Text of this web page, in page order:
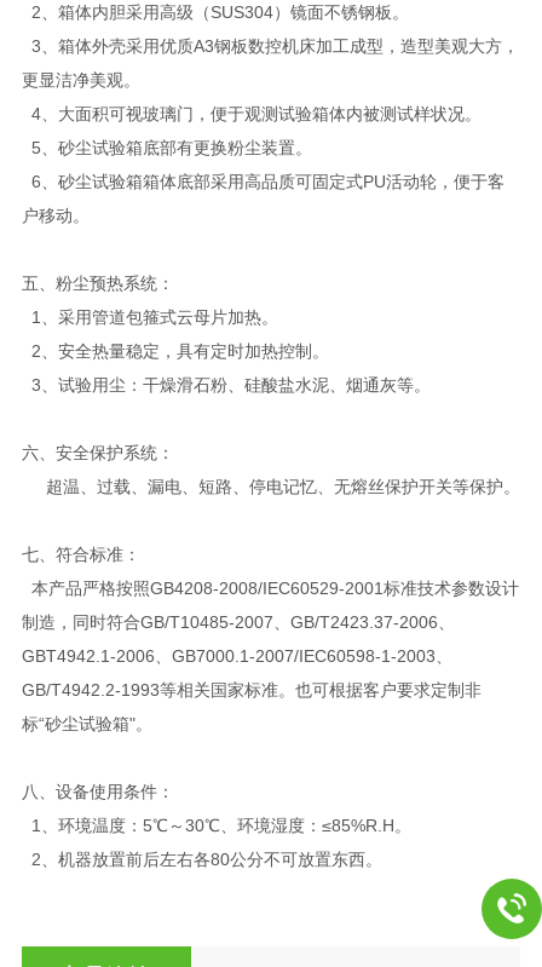
2、箱体内胆采用高级（SUS304）镜面不锈钢板。
3、箱体外壳采用优质A3钢板数控机床加工成型，造型美观大方，
更显洁净美观。
4、大面积可视玻璃门，便于观测试验箱体内被测试样状况。
5、砂尘试验箱底部有更换粉尘装置。
6、砂尘试验箱箱体底部采用高品质可固定式PU活动轮，便于客
户移动。
五、粉尘预热系统：
1、采用管道包箍式云母片加热。
2、安全热量稳定，具有定时加热控制。
3、试验用尘：干燥滑石粉、硅酸盐水泥、烟通灰等。
六、安全保护系统：
超温、过载、漏电、短路、停电记忆、无熔丝保护开关等保护。
七、符合标准：
本产品严格按照GB4208-2008/IEC60529-2001标准技术参数设计
制造，同时符合GB/T10485-2007、GB/T2423.37-2006、
GBT4942.1-2006、GB7000.1-2007/IEC60598-1-2003、
GB/T4942.2-1993等相关国家标准。也可根据客户要求定制非
标“砂尘试验箱"。
八、 设备使用条件：
1、环境温度：5℃～30℃、环境湿度：≤85%R.H。
2、机器放置前后左右各80公分不可放置东西。